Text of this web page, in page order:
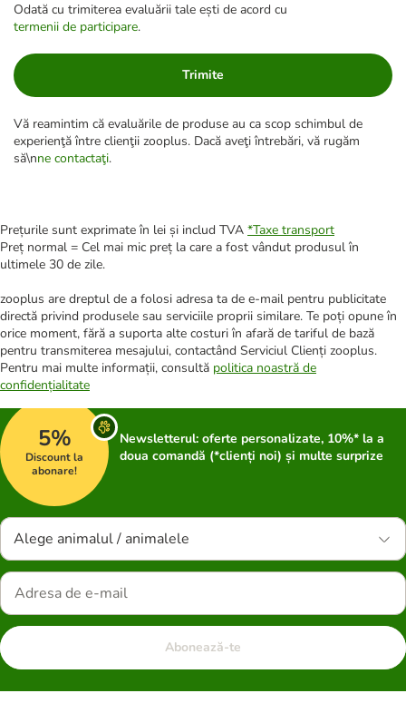
Odată cu trimiterea evaluării tale ești de acord cu
termenii de participare.
Trimite
Vă reamintim că evaluările de produse au ca scop schimbul de
experienţă între clienţii zooplus. Dacă aveţi întrebări, vă rugăm
să\nne contactaţi.
Prețurile sunt exprimate în lei și includ TVA *Taxe transport
Preț normal = Cel mai mic preț la care a fost vândut produsul în
ultimele 30 de zile.
zooplus are dreptul de a folosi adresa ta de e-mail pentru publicitate
directă privind produsele sau serviciile proprii similare. Te poți opune în
orice moment, fără a suporta alte costuri în afară de tariful de bază
pentru transmiterea mesajului, contactând Serviciul Clienți zooplus.
Pentru mai multe informații, consultă politica noastră de
confidențialitate
5%
Discount la
abonare!
Newsletterul: oferte personalizate, 10%* la a
doua comandă (*clienți noi) și multe surprize
Alege animalul / animalele
Abonează-te